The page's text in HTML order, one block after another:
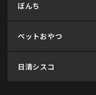
ぼんち
ペットおやつ
日清シスコ